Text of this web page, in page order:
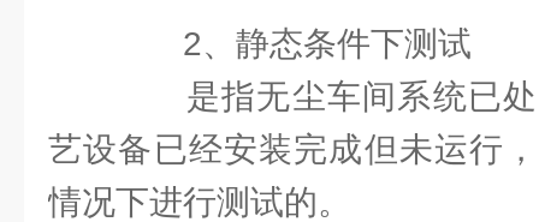
2、静态条件下测试
是指无尘车间系统已处
艺设备已经安装完成但未运行
情况下进行测试的。